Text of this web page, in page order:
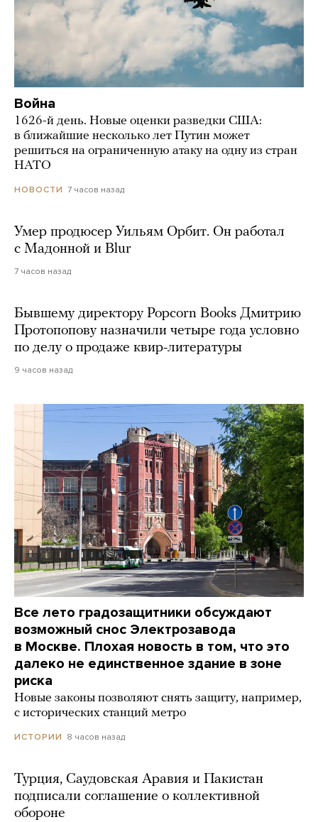
Война
1626-й день. Новые оценки разведки США:
в ближайшие несколько лет Путин может
решиться на ограниченную атаку на одну из стран
НАТО
НОВОСТИ 7 часов назад
Умер продюсер Уильям Орбит. Он работал
с Мадонной и Blur
7 часов назад
Бывшему директору Popcorn Books Дмитрию
Протопопову назначили четыре года условно
по делу о продаже квир-литературы
9 часов назад
Все лето градозащитники обсуждают
возможный снос Электрозавода
в Москве. Плохая новость в том, что это
далеко не единственное здание в зоне
риска
Новые законы позволяют снять защиту, например,
с исторических станций метро
ИСТОРИИ 8 часов назад
Турция, Саудовская Аравия и Пакистан
подписали соглашение о коллективной
обороне